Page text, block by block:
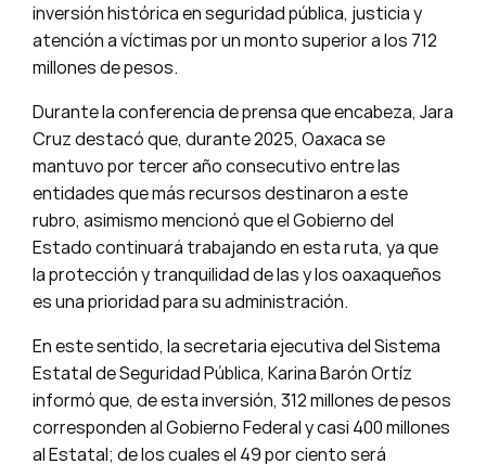
inversión histórica en seguridad pública, justicia y
atención a víctimas por un monto superior a los 712
millones de pesos.
Durante la conferencia de prensa que encabeza, Jara
Cruz destacó que, durante 2025, Oaxaca se
mantuvo por tercer año consecutivo entre las
entidades que más recursos destinaron a este
rubro, asimismo mencionó que el Gobierno del
Estado continuará trabajando en esta ruta, ya que
la protección y tranquilidad de las y los oaxaqueños
es una prioridad para su administración.
En este sentido, la secretaria ejecutiva del Sistema
Estatal de Seguridad Pública, Karina Barón Ortíz
informó que, de esta inversión, 312 millones de pesos
corresponden al Gobierno Federal y casi 400 millones
al Estatal; de los cuales el 49 por ciento será